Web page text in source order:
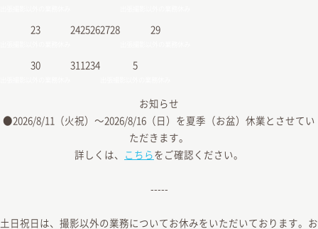
23 2425262728 29
30 31 1234 5
お知らせ
●2026/8/11（火祝）〜2026/8/16（日）を夏季（お盆）休業とさせてい
ただきます。
詳しくは、
こちら をご確認ください。
-----
土日祝日は、撮影以外の業務についてお休みをいただいております。お